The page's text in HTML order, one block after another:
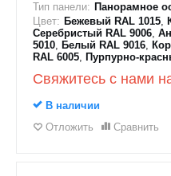
Тип панели: Панорамное
Цвет: Бежевый RAL 1015,
Серебристый RAL 9006,
5010, Белый RAL 9016,
RAL 6005, Пурпурно-
Свяжитесь с нами
В наличии
Отложить
Сравнить